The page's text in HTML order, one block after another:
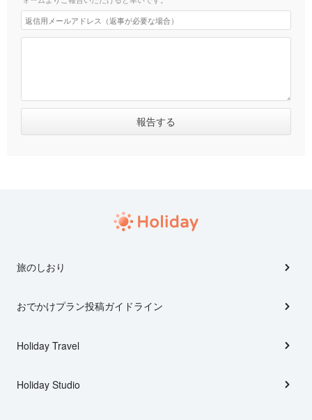
旅のしおり
おでかけプラン投稿ガイドライン
Holiday Travel
Holiday Studio